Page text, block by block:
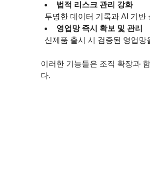
법적 리스크 관리 강화
투명한 데이터 기록과 AI 기
영업망 즉시 확보 및 관리
신제품 출시 시 검증된 영업
이러한 기능들은 조직 확장과
다.